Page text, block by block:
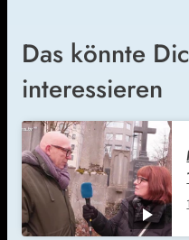
Das könnte
interessieren